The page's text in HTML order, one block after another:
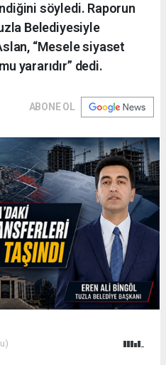
söyledi. Raporun
Belediyesiyle
“Mesele siyaset
yararıdır” dedi.
ABONE OL